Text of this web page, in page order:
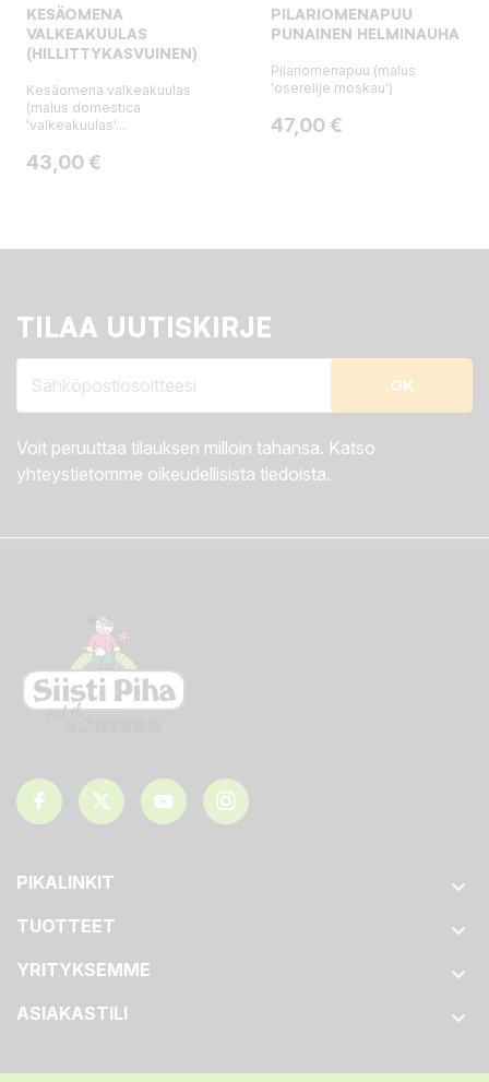
KESÄOMENA
VALKEAKUULAS
(HILLITTYKASVUINEN)
Kesäomena valkeakuulas
(malus domestica
'valkeakuulas'...
Hinta
43,00 €
PILARIOMENAPUU
PUNAINEN HELMINAUHA
Pilariomenapuu (malus
'oserelije moskau')
Hinta
47,00 €
TILAA UUTISKIRJE
Voit peruuttaa tilauksen milloin tahansa. Katso
yhteystietomme oikeudellisista tiedoista.
PIKALINKIT 
TUOTTEET 
YRITYKSEMME 
ASIAKASTILI 